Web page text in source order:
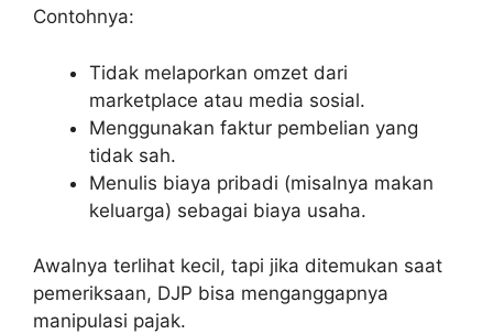
Contohnya:
Tidak melaporkan omzet dari
marketplace atau media sosial.
Menggunakan faktur pembelian yang
tidak sah.
Menulis biaya pribadi (misalnya makan
keluarga) sebagai biaya usaha.
Awalnya terlihat kecil, tapi jika ditemukan saat
pemeriksaan, DJP bisa menganggapnya
manipulasi pajak.